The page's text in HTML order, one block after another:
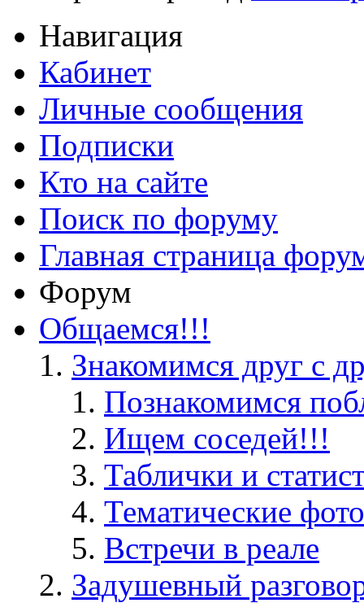
Навигация
Кабинет
Личные сообщения
Подписки
Кто на сайте
Поиск по форуму
Главная страница
Форум
Общаемся!!!
Знакомимся друг с
Познакомимся
Ищем соседей!!!
Таблички и
Тематические фото
Встречи в реале
Задушевный